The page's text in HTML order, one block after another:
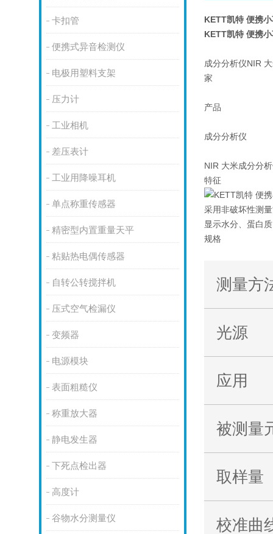
卡扣管
便携式异音检测仪
电极用塑料支架
压力计
工业相机
差压表计
工业用降噪耳机
单点称重传感器
精密型内置重量天平
粘贴热电偶传感器
自转公转搅拌机
压式空气检漏仪
变频器
电源模块
表面粗糙仪
称重放大器
静电发生器
下死点检出器
高度计
谷物水分测量仪
KETT凯特 便携
KETT凯特 便携
成分分析仪NIR
家
产品
成分分析仪
NIR 大米成分分
特征
采用非破坏性测
显示水分、蛋白
规格
测量方
光源
应用
被测量
取样量
校准曲